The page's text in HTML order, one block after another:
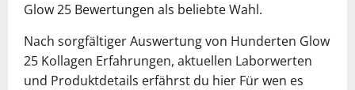
Glow 25 Bewertungen als beliebte Wahl.
Nach sorgfältiger Auswertung von Hunderten Glow
25 Kollagen Erfahrungen, aktuellen Laborwerten
und Produktdetails erfährst du hier Für wen es